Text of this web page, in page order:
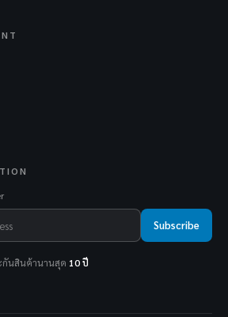
Subscribe
กันสินค้านานสุด 10 ปี